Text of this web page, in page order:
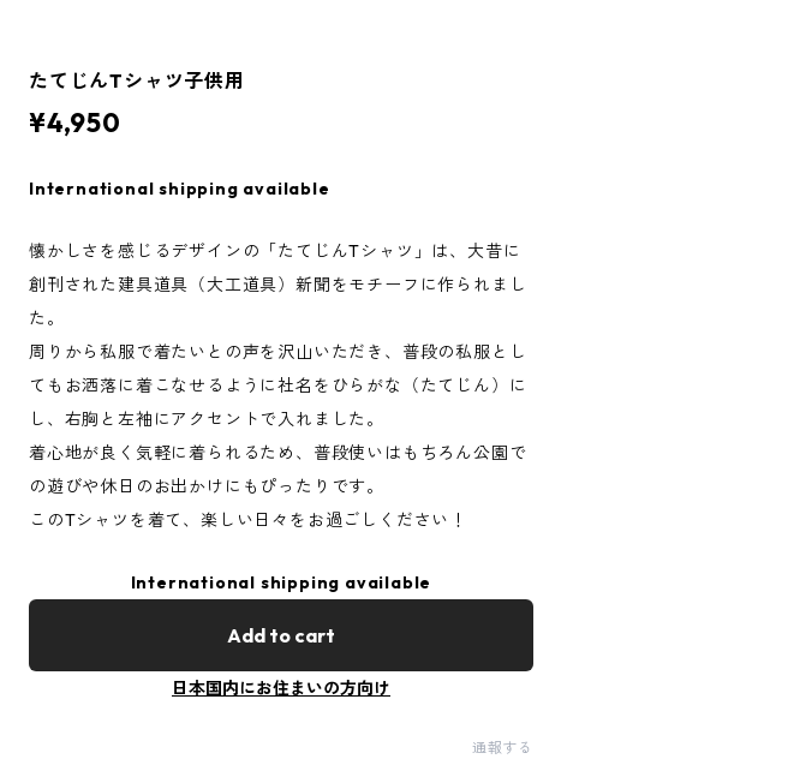
たてじんTシャツ子供用
¥4,950
International shipping available
懐かしさを感じるデザインの「たてじんTシャツ」は、大昔に
創刊された建具道具（大工道具）新聞をモチーフに作られまし
た。
周りから私服で着たいとの声を沢山いただき、普段の私服とし
てもお洒落に着こなせるように社名をひらがな（たてじん）に
し、右胸と左袖にアクセントで入れました。
着心地が良く気軽に着られるため、普段使いはもちろん公園で
の遊びや休日のお出かけにもぴったりです。
このTシャツを着て、楽しい日々をお過ごしください！
International shipping available
Add to cart
日本国内にお住まいの方向け
通報する